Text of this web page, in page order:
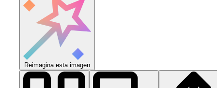
Reimagina esta imagen